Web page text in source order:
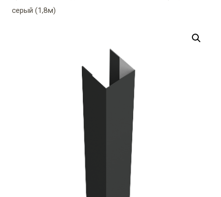
серый (1,8м)